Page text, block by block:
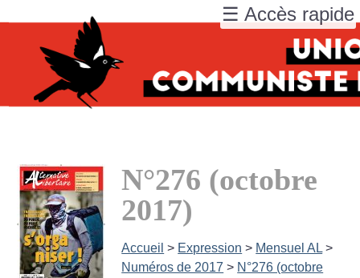
N°276 (octobre
2017)
Accueil > Expression > Mensuel AL >
Numéros de 2017 > N°276 (octobre
☰ Accès rapide